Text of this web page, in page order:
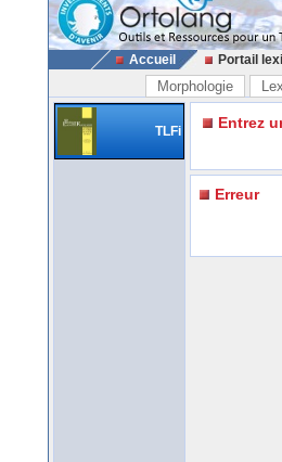
Accueil Portail
Morphologie
TLFi Entrez
Erreur